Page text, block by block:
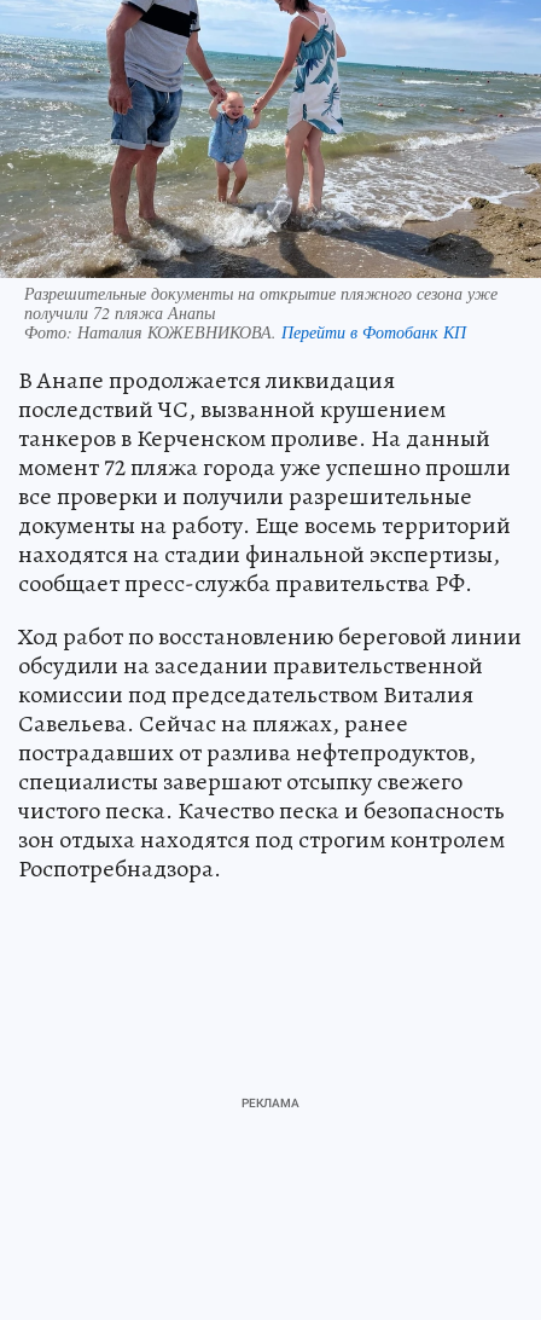
Разрешительные документы на открытие пляжного сезона уже
получили 72 пляжа Анапы
Фото: Наталия КОЖЕВНИКОВА. Перейти в Фотобанк КП
В Анапе продолжается ликвидация
последствий ЧС, вызванной крушением
танкеров в Керченском проливе. На данный
момент 72 пляжа города уже успешно прошли
все проверки и получили разрешительные
документы на работу. Еще восемь территорий
находятся на стадии финальной экспертизы,
сообщает пресс-служба правительства РФ.
Ход работ по восстановлению береговой линии
обсудили на заседании правительственной
комиссии под председательством Виталия
Савельева. Сейчас на пляжах, ранее
пострадавших от разлива нефтепродуктов,
специалисты завершают отсыпку свежего
чистого песка. Качество песка и безопасность
зон отдыха находятся под строгим контролем
Роспотребнадзора.